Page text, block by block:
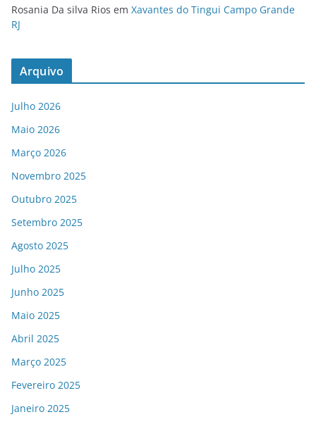
Rosania Da silva Rios em Xavantes do Tingui Campo Grande
RJ
Arquivo
Julho 2026
Maio 2026
Março 2026
Novembro 2025
Outubro 2025
Setembro 2025
Agosto 2025
Julho 2025
Junho 2025
Maio 2025
Abril 2025
Março 2025
Fevereiro 2025
Janeiro 2025